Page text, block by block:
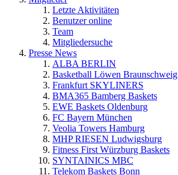
Letzte Aktivitäten
Benutzer online
Team
Mitgliedersuche
Presse News
ALBA BERLIN
Basketball Löwen Braunschweig
Frankfurt SKYLINERS
BMA365 Bamberg Baskets
EWE Baskets Oldenburg
FC Bayern München
Veolia Towers Hamburg
MHP RIESEN Ludwigsburg
Fitness First Würzburg Baskets
SYNTAINICS MBC
Telekom Baskets Bonn